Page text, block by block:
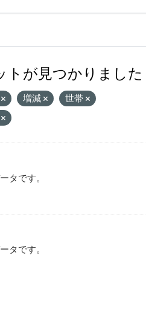
トが見つかりました
増減
世帯
タです。
タです。